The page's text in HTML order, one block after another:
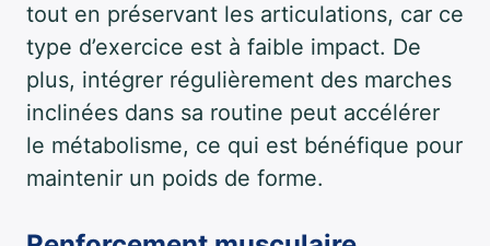
tout en préservant les articulations, car ce
type d’exercice est à faible impact. De
plus, intégrer régulièrement des marches
inclinées dans sa routine peut accélérer
le métabolisme, ce qui est bénéfique pour
maintenir un poids de forme.